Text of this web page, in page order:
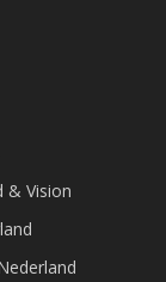
& Vision